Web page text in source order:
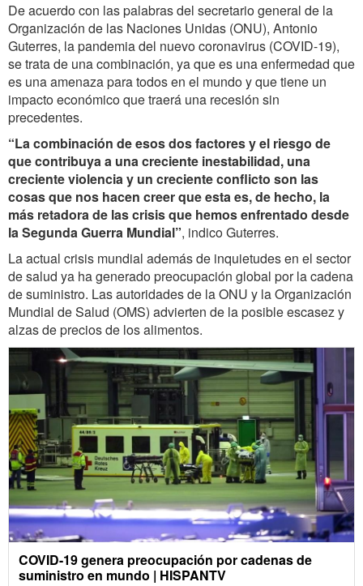
De acuerdo con las palabras del secretario general de la
Organización de las Naciones Unidas (ONU), Antonio
Guterres, la pandemia del nuevo coronavirus (COVID-19),
setrata de una combinación, ya que es una enfermedad que
es una amenaza para todos en el mundo y que tiene un
impacto económico que traerá una recesión sin
precedentes.
“La combinación de esos dos factores y el riesgo de
que contribuya a una creciente inestabilidad, una
creciente violencia y un creciente conflicto son las
cosas que nos hacen creer que esta es, de hecho, la
más retadora de las crisis que hemos enfrentado desde
la Segunda Guerra Mundial”, indico Guterres.
La actual crisis mundial además de inquietudes en el sector
de salud ya ha generado preocupación global por la cadena
de suministro. Las autoridades de la ONU y la Organización
Mundial de Salud (OMS) advierten de la posible escasez y
alzas de precios de los alimentos.
COVID-19 genera preocupación por cadenas de
suministro en mundo | HISPANTV